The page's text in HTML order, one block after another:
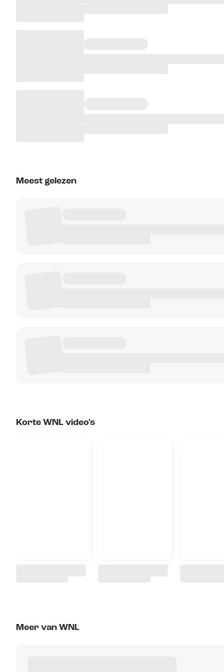
Meest gelezen
Korte WNL video's
Meer van WNL